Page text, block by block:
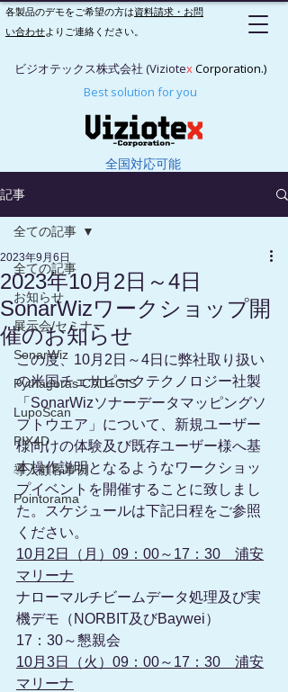
各製品のデモをご希望の方は資料請求・お問
い合わせよりご連絡ください。
ビジオテックス株式会社 (ViziotexCorporation.)
Best solution for you
全国対応可能
記事
全ての記事
お知らせ
展示会/セミナー
SonarWiz
Pythagoras CAD+GIS
LupoScan
PIX4D
導入顧客事例
Pointorama
全ての記事
2023年10月2日～4日
SonarWizワークショップ開
催のお知らせ
2023年9月6日
この度、10月2日～4日に弊社取り扱い
の米国チェサピークテクノロジー社製
「SonarWizソナーデータマッピングソ
フトウエア」について、新規ユーザー
様向けの体験及び既存ユーザー様へ基
本操作説明となるようなワークショッ
プイベントを開催することに致しまし
た。スケジュールは下記日程をご参照
ください。
10月2日（月）09：00～17：30　浦安
マリーナ
ナローマルチビームデータ処理及び実
機デモ（NORBIT及びBaywei）
17：30～懇親会
10月3日（火）09：00～17：30　浦安
マリーナ